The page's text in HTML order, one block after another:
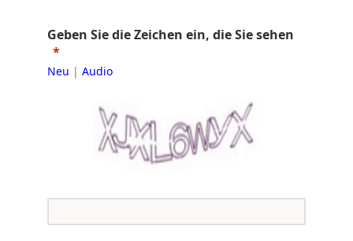
Geben Sie die Zeichen ein, die Sie sehen
Neu | Audio